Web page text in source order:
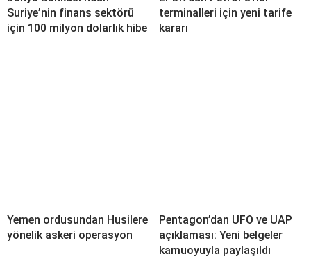
Suriye’nin finans sektörü
için 100 milyon dolarlık hibe
terminalleri için yeni tarife
kararı
Yemen ordusundan Husilere
yönelik askeri operasyon
Pentagon’dan UFO ve UAP
açıklaması: Yeni belgeler
kamuoyuyla paylaşıldı